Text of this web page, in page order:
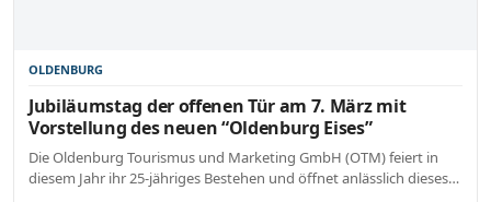
OLDENBURG
Jubiläumstag der offenen Tür am 7. März mit
Vorstellung des neuen “Oldenburg Eises”
Die Oldenburg Tourismus und Marketing GmbH (OTM) feiert in
diesem Jahr ihr 25-jähriges Bestehen und öffnet anlässlich dieses…